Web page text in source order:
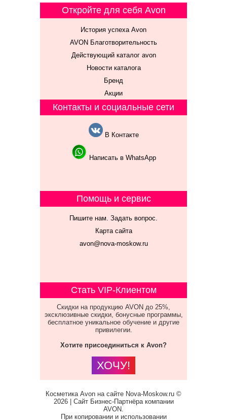
Откройте для себя Avon
История успеха Avon
AVON Благотворительность
Действующий каталог avon
Новости каталога
Бренд
Акции
Контакты и социальные сети
В Контакте
Написать в WhatsApp
Помощь и сервис
Пишите нам. Задать вопрос.
Карта сайта
avon@nova-moskow.ru
Стать VIP-Клиентом
Скидки на продукцию AVON до 25%,
эксклюзивные скидки, бонусные программы,
бесплатное уникальное обучение и другие
привилегии.
Хотите присоединиться к Avon?
ХОЧУ!
Косметика Avon на сайте Nova-Moskow.ru ©
2026 | Сайт Бизнес-Партнёра компании
AVON.
При копировании и использовании